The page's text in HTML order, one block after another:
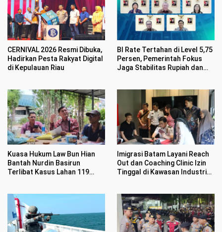
CERNIVAL 2026 Resmi Dibuka,
Hadirkan Pesta Rakyat Digital
di Kepulauan Riau
BI Rate Tertahan di Level 5,75
Persen, Pemerintah Fokus
Jaga Stabilitas Rupiah dan
Kuasa Hukum Law Bun Hian
Bantah Nurdin Basirun
Terlibat Kasus Lahan 119
Imigrasi Batam Layani Reach
Out dan Coaching Clinic Izin
Tinggal di Kawasan Industri